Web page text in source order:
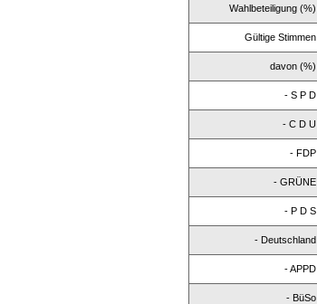
Wahlbeteiligung (%)
Gültige Stimmen
davon (%)
- S P D
- C D U
- FDP
- GRÜNE
- P D S
- Deutschland
- APPD
- BüSo